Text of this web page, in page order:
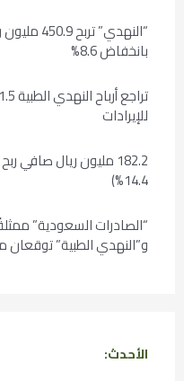
بانخفاض 8.6%
للإيرادات
14.4%)
“الصادرات السعودية”
و”النهدي الطبية”
الأحدث: